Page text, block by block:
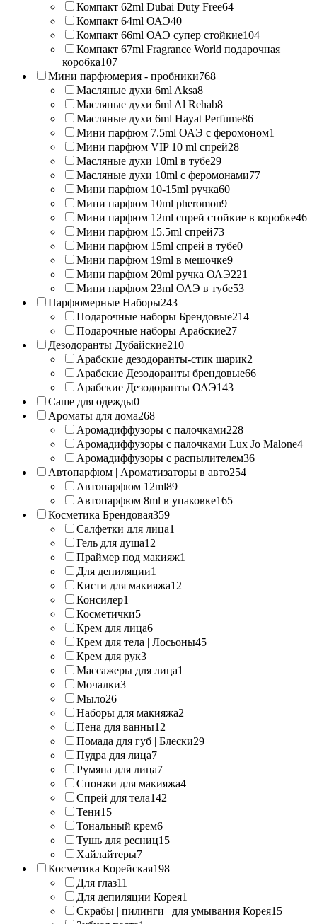
Компакт 62ml Dubai Duty Free64
Компакт 64ml ОАЭ40
Компакт 66ml ОАЭ супер стойкие104
Компакт 67ml Fragrance World подарочная
коробка107
Мини парфюмерия - пробники768
Масляные духи 6ml Aksa8
Масляные духи 6ml Al Rehab8
Масляные духи 6ml Hayat Perfume86
Мини парфюм 7.5ml ОАЭ с феромоном1
Мини парфюм VIP 10 ml спрей28
Масляные духи 10ml в тубе29
Масляные духи 10ml с феромонами77
Мини парфюм 10-15ml ручка60
Мини парфюм 10ml pheromon9
Мини парфюм 12ml спрей стойкие в коробке46
Мини парфюм 15.5ml спрей73
Мини парфюм 15ml спрей в тубе0
Мини парфюм 19ml в мешочке9
Мини парфюм 20ml ручка ОАЭ221
Мини парфюм 23ml ОАЭ в тубе53
Парфюмерные Наборы243
Подарочные наборы Брендовые214
Подарочные наборы Арабские27
Дезодоранты Дубайские210
Арабские дезодоранты-стик шарик2
Арабские Дезодоранты брендовые66
Арабские Дезодоранты ОАЭ143
Саше для одежды0
Ароматы для дома268
Аромадиффузоры с палочками228
Аромадиффузоры с палочками Lux Jo Malone4
Аромадиффузоры с распылителем36
Автопарфюм | Ароматизаторы в авто254
Автопарфюм 12ml89
Автопарфюм 8ml в упаковке165
Косметика Брендовая359
Салфетки для лица1
Гель для душа12
Праймер под макияж1
Для депиляции1
Кисти для макияжа12
Консилер1
Косметички5
Крем для лица6
Крем для тела | Лосьоны45
Крем для рук3
Массажеры для лица1
Мочалки3
Мыло26
Наборы для макияжа2
Пена для ванны12
Помада для губ | Блески29
Пудра для лица7
Румяна для лица7
Спонжи для макияжа4
Спрей для тела142
Тени15
Тональный крем6
Тушь для ресниц15
Хайлайтеры7
Косметика Корейская198
Для глаз11
Для депиляции Корея1
Скрабы | пилинги | для умывания Корея15